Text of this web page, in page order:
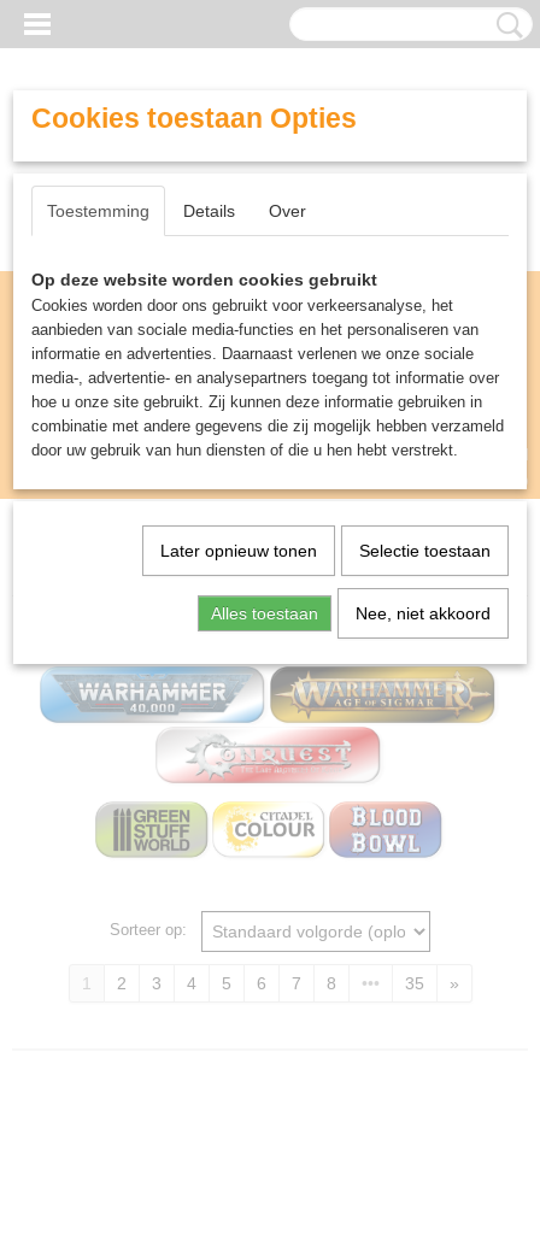
Inloggen Registreren
UW WINKELWAGEN
(0)
Miniature Gaming Board wargames - Mox
Sorteer op:
1 2 3 4 5 6 7 8 ••• 35 »
Cookies toestaan Opties
Toestemming Details Over
Op deze website worden cookies gebruikt
Cookies worden door ons gebruikt voor verkeersanalyse, het
aanbieden van sociale media-functies en het personaliseren van
informatie en advertenties. Daarnaast verlenen we onze sociale
media-, advertentie- en analysepartners toegang tot informatie over
hoe u onze site gebruikt. Zij kunnen deze informatie gebruiken in
combinatie met andere gegevens die zij mogelijk hebben verzameld
door uw gebruik van hun diensten of die u hen hebt verstrekt.
Later opnieuw tonen Selectie toestaan
Alles toestaan Nee, niet akkoord